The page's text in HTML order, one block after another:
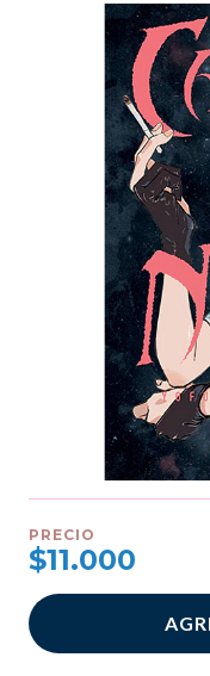
PRECIO
$11.000